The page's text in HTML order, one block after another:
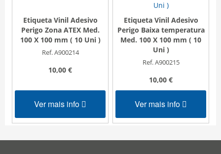
Etiqueta Vinil Adesivo
Perigo Zona ATEX Med.
100 X 100 mm ( 10 Uni )
Ref. A900214
10,00 €
Ver mais info
Etiqueta Vinil Adesivo
Perigo Baixa temperatura
Med. 100 X 100 mm ( 10
Uni )
Ref. A900215
10,00 €
Ver mais info